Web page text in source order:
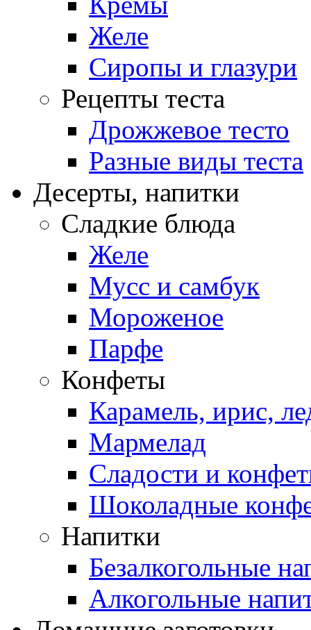
Желе
Сиропы и глазури
Рецепты теста
Дрожжевое тесто
Разные виды теста
Десерты, напитки
Сладкие блюда
Желе
Мусс и самбук
Мороженое
Парфе
Конфеты
Карамель, ирис,
Мармелад
Сладости и
Шоколадные
Напитки
Безалкогольные
Алкогольные